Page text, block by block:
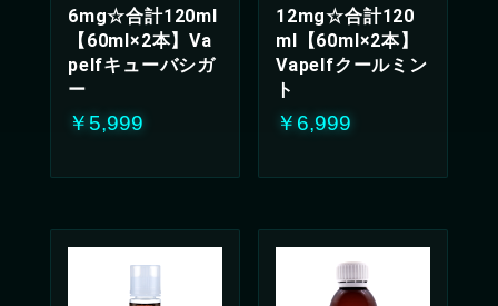
6mg☆合計120ml
【60ml×2本】Va
pelfキューバシガ
ー
￥5,999
G%)
12mg☆合計120
ml【60ml×2本】
Vapelfクールミン
ト
￥6,999